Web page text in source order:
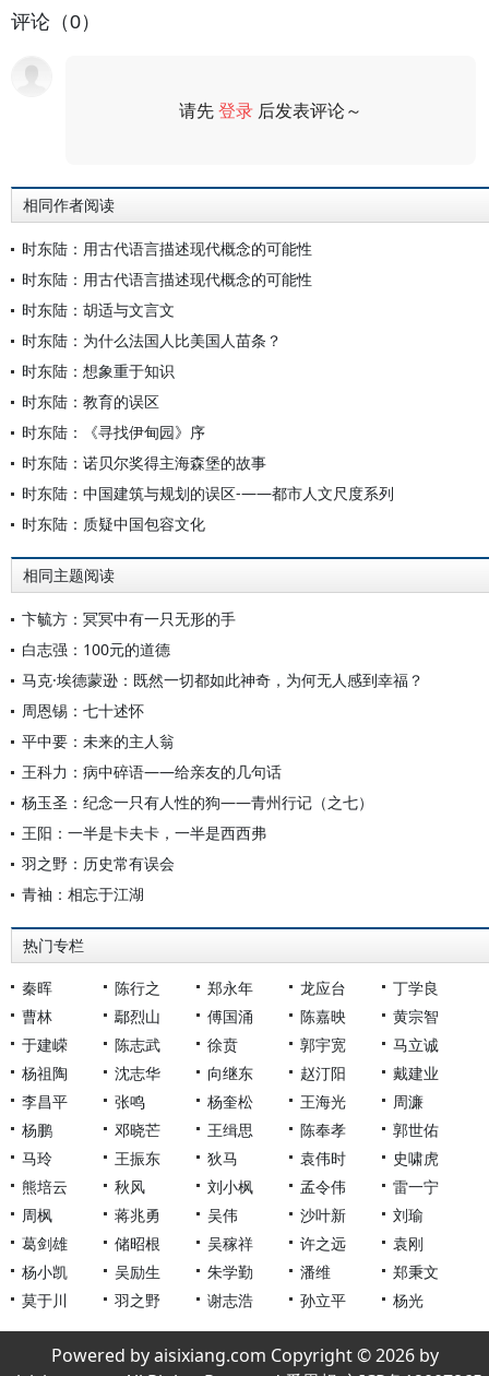
评论（0）
请先登录 后发表评论～
相同作者阅读
时东陆：用古代语言描述现代概念的可能性
时东陆：用古代语言描述现代概念的可能性
时东陆：胡适与文言文
时东陆：为什么法国人比美国人苗条？
时东陆：想象重于知识
时东陆：教育的误区
时东陆：《寻找伊甸园》序
时东陆：诺贝尔奖得主海森堡的故事
时东陆：中国建筑与规划的误区-——都市人文尺度系列
时东陆：质疑中国包容文化
相同主题阅读
卞毓方：冥冥中有一只无形的手
白志强：100元的道德
马克·埃德蒙逊：既然一切都如此神奇，为何无人感到幸福？
周恩锡：七十述怀
平中要：未来的主人翁
王科力：病中碎语——给亲友的几句话
杨玉圣：纪念一只有人性的狗——青州行记（之七）
王阳：一半是卡夫卡，一半是西西弗
羽之野：历史常有误会
青袖：相忘于江湖
热门专栏
秦晖 陈行之 郑永年 龙应台
丁学良
曹林
鄢烈山 傅国涌 陈嘉映
黄宗智
于建嵘
陈志武 徐贲 郭宇宽
马立诚
杨祖陶
沈志华 向继东 赵汀阳
戴建业
李昌平
张鸣 杨奎松 王海光
周濂
杨鹏
邓晓芒 王缉思 陈奉孝
郭世佑
马玲
王振东 狄马 袁伟时
史啸虎
熊培云
秋风 刘小枫 孟令伟
雷一宁
周枫
蒋兆勇 吴伟 沙叶新
刘瑜
葛剑雄
储昭根 吴稼祥 许之远
袁刚
杨小凯
吴励生 朱学勤 潘维
郑秉文
莫于川
羽之野 谢志浩 孙立平 杨光
Powered by aisixiang.com Copyright © 2026 by